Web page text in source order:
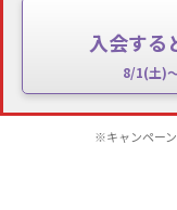
入会する
8/1(土)
※キャンペー